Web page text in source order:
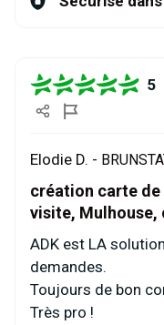
5
Elodie D. -
création carte
visite, Mulhouse,
ADK est LA
demandes.
Toujours de bon
Très pro !